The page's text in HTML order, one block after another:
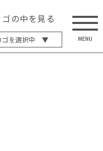
ゴの中を見る
ゴを選択中 ▼
MENU